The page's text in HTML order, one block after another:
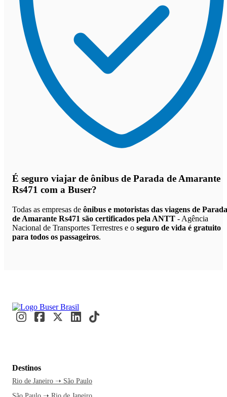
É seguro viajar de ônibus de Parada de Amarante
Rs471 com a Buser?
Todas as empresas de ônibus e motoristas das viagens de Parada
de Amarante Rs471 são certificados pela ANTT - Agência
Nacional de Transportes Terrestres e o seguro de vida é gratuito
para todos os passageiros.
Destinos
Rio de Janeiro ➝ São Paulo